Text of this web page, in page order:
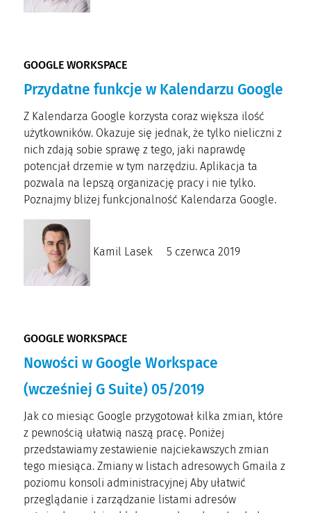
GOOGLE WORKSPACE
Przydatne funkcje w Kalendarzu Google
Z Kalendarza Google korzysta coraz większa ilość
użytkowników. Okazuje się jednak, że tylko nieliczni z
nich zdają sobie sprawę z tego, jaki naprawdę
potencjał drzemie w tym narzędziu. Aplikacja ta
pozwala na lepszą organizację pracy i nie tylko.
Poznajmy bliżej funkcjonalność Kalendarza Google.
Kamil Lasek 5 czerwca 2019
GOOGLE WORKSPACE
Nowości w Google Workspace
(wcześniej G Suite) 05/2019
Jak co miesiąc Google przygotował kilka zmian, które
z pewnością ułatwią naszą pracę. Poniżej
przedstawiamy zestawienie najciekawszych zmian
tego miesiąca. Zmiany w listach adresowych Gmaila z
poziomu konsoli administracyjnej Aby ułatwić
przeglądanie i zarządzanie listami adresów